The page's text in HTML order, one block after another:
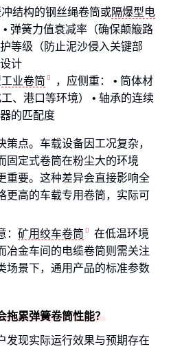
结构的钢丝绳卷筒或隔爆型电
• 弹簧力值衰减率（确保颠簸路
等级（防止泥沙侵入关键部
计
工业卷筒
，应侧重： • 筒体材
、港口等环境） • 轴承的连续
的匹配度
点。车载设备因工况复杂，
固定式卷筒在粉尘大的环境
重要。这种差异会直接影响全
高的车载专用卷筒，实际可
矿用绞车卷筒
在低温环境
冶金车间的电缆卷筒则需关注
场景下，通用产品的标准参数
累弹簧卷筒性能？
发现实际运行效果与预期存在